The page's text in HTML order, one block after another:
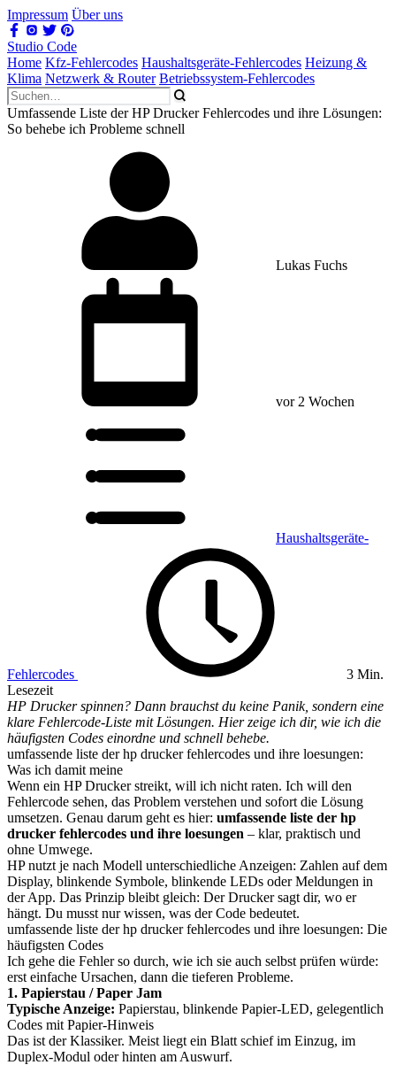
Impressum Über uns
Studio Code
Home Kfz-Fehlercodes Haushaltsgeräte-Fehlercodes Heizung &
Klima Netzwerk & Router Betriebssystem-Fehlercodes
Umfassende Liste der HP Drucker Fehlercodes und ihre Lösungen:
So behebe ich Probleme schnell
Lukas Fuchs
vor 2 Wochen
Haushaltsgeräte-
Fehlercodes
3 Min.
Lesezeit
HP Drucker spinnen? Dann brauchst du keine Panik, sondern eine
klare Fehlercode-Liste mit Lösungen. Hier zeige ich dir, wie ich die
häufigsten Codes einordne und schnell behebe.
umfassende liste der hp drucker fehlercodes und ihre loesungen:
Was ich damit meine
Wenn ein HP Drucker streikt, will ich nicht raten. Ich will den
Fehlercode sehen, das Problem verstehen und sofort die Lösung
umsetzen. Genau darum geht es hier: umfassende liste der hp
drucker fehlercodes und ihre loesungen – klar, praktisch und
ohne Umwege.
HP nutzt je nach Modell unterschiedliche Anzeigen: Zahlen auf dem
Display, blinkende Symbole, blinkende LEDs oder Meldungen in
der App. Das Prinzip bleibt gleich: Der Drucker sagt dir, wo er
hängt. Du musst nur wissen, was der Code bedeutet.
umfassende liste der hp drucker fehlercodes und ihre loesungen: Die
häufigsten Codes
Ich gehe die Fehler so durch, wie ich sie auch selbst prüfen würde:
erst einfache Ursachen, dann die tieferen Probleme.
1. Papierstau / Paper Jam
Typische Anzeige: Papierstau, blinkende Papier-LED, gelegentlich
Codes mit Papier-Hinweis
Das ist der Klassiker. Meist liegt ein Blatt schief im Einzug, im
Duplex-Modul oder hinten am Auswurf.